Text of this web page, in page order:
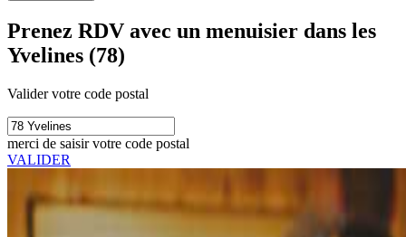
Prenez RDV avec un menuisier dans les
Yvelines (78)
Valider votre code postal
merci de saisir votre code postal
VALIDER